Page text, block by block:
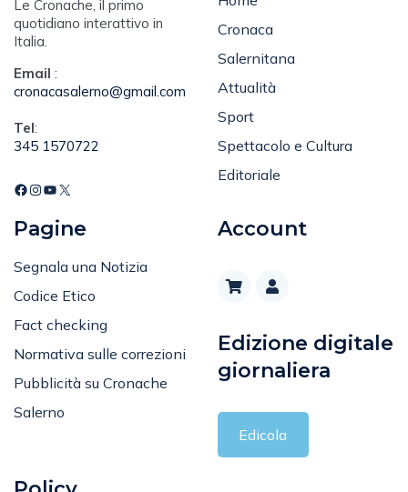
Le Cronache, il primo
quotidiano interattivo in
Italia.
Email :
cronacasalerno@gmail.com
Tel:
345 1570722
Cronaca
Salernitana
Attualità
Sport
Spettacolo e Cultura
Editoriale
Pagine
Segnala una Notizia
Codice Etico
Fact checking
Normativa sulle correzioni
Pubblicità su Cronache
Salerno
Account
Edizione digitale
giornaliera
Edicola